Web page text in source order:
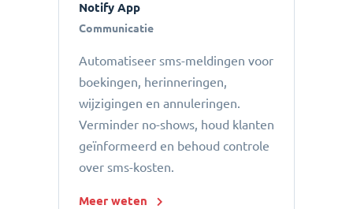
Notify App
Communicatie
Automatiseer sms-meldingen voor
boekingen, herinneringen,
wijzigingen en annuleringen.
Verminder no-shows, houd klanten
geïnformeerd en behoud controle
over sms-kosten.
Meer weten